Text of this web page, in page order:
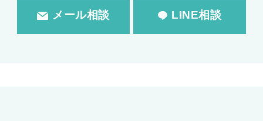
脂肪吸引 脂肪注入
メール相談 LINE相談